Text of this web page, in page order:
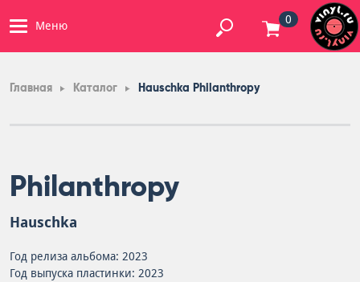
Меню 0
Главная Каталог Hauschka Philanthropy
Philanthropy
Hauschka
Год релиза альбома: 2023
Год выпуска пластинки: 2023